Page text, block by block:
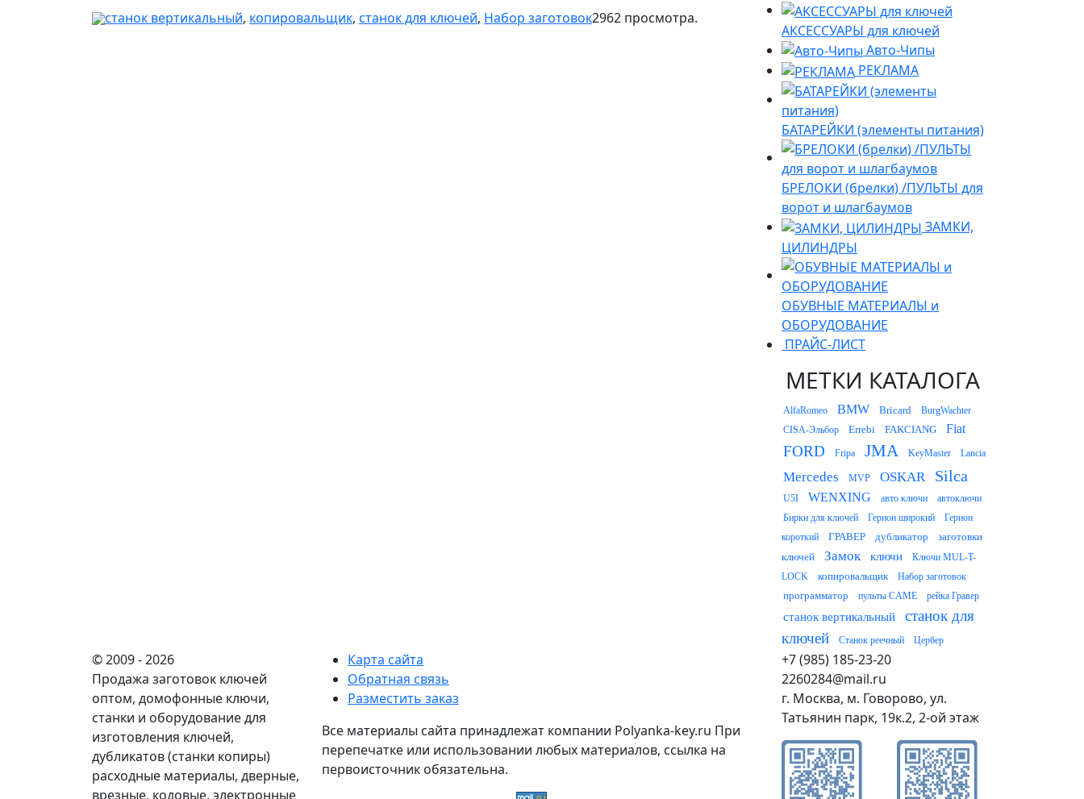
станок вертикальный, копировальщик, станок для ключей, Набор заготовок2962 просмотра.
АКСЕССУАРЫ для ключей
Авто-Чипы
РЕКЛАМА
БАТАРЕЙКИ (элементы питания)
БРЕЛОКИ (брелки) /ПУЛЬТЫ для
ворот и шлагбаумов
ЗАМКИ,
ЦИЛИНДРЫ
ОБУВНЫЕ МАТЕРИАЛЫ и
ОБОРУДОВАНИЕ
ПРАЙС-ЛИСТ
МЕТКИ КАТАЛОГА
AlfaRomeo BMW Bricard
BurgWachter
CISA-Эльбор
Errebi FAKCIANG Fiat
FORD Fripa JMA KeyMaster Lancia
Mercedes MVP OSKAR Silca
U5I WENXING авто ключи
автоключи
Бирки для ключей
Герион широкий
Герион
короткий
ГРАВЕР дубликатор
заготовки
ключей
Замок ключи
Ключи MUL-T-
LOCK
копировальщик Набор заготовок
программатор пульты CAME рейка Гравер
станок вертикальный
станок для
ключей
Станок реечный Цербер
© 2009 - 2026
Продажа заготовок ключей
оптом, домофонные ключи,
станки и оборудование для
изготовления ключей,
дубликатов (станки копиры)
расходные материалы, дверные,
врезные, кодовые, электронные
Карта сайта
Обратная связь
Разместить заказ
Все материалы сайта принадлежат компании Polyanka-key.ru При
перепечатке или использовании любых материалов, ссылка на
первоисточник обязательна.
+7 (985) 185-23-20
2260284@mail.ru
г. Москва, м. Говорово, ул.
Татьянин парк, 19к.2, 2-ой этаж